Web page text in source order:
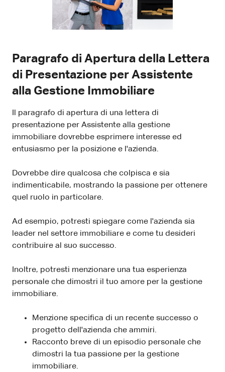
Paragrafo di Apertura della Lettera
di Presentazione per Assistente
alla Gestione Immobiliare
Il paragrafo di apertura di una lettera di
presentazione per Assistente alla gestione
immobiliare dovrebbe esprimere interesse ed
entusiasmo per la posizione e l'azienda.
Dovrebbe dire qualcosa che colpisca e sia
indimenticabile, mostrando la passione per ottenere
quel ruolo in particolare.
Ad esempio, potresti spiegare come l'azienda sia
leader nel settore immobiliare e come tu desideri
contribuire al suo successo.
Inoltre, potresti menzionare una tua esperienza
personale che dimostri il tuo amore per la gestione
immobiliare.
Menzione specifica di un recente successo o
progetto dell'azienda che ammiri.
Racconto breve di un episodio personale che
dimostri la tua passione per la gestione
immobiliare.